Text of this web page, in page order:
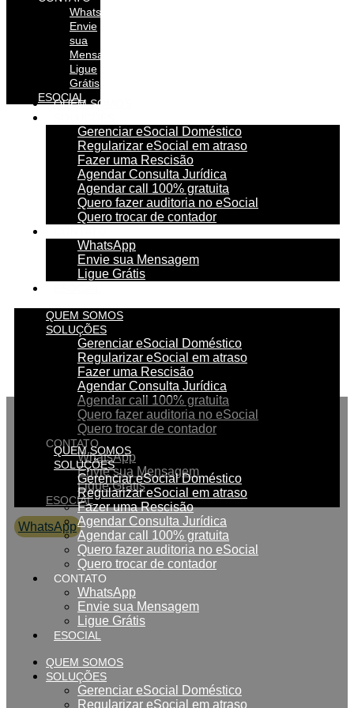
WhatsApp
Envie
sua
Mensagem
Ligue
Grátis
ESOCIAL
QUEM SOMOS
Gerenciar eSocial Doméstico
Regularizar eSocial em atraso
Fazer uma Rescisão
Agendar Consulta Jurídica
Agendar call 100% gratuita
Quero fazer auditoria no eSocial
Quero trocar de contador
WhatsApp
Envie sua Mensagem
Ligue Grátis
QUEM SOMOS
SOLUÇÕES
Gerenciar eSocial Doméstico
Regularizar eSocial em atraso
Fazer uma Rescisão
Agendar Consulta Jurídica
Agendar call 100% gratuita
Quero fazer auditoria no eSocial
Quero trocar de contador
CONTATO
WhatsApp
Envie sua Mensagem
Ligue Grátis
ESOCIAL
WhatsApp
0800 007 2707
QUEM SOMOS
SOLUÇÕES
Gerenciar eSocial Doméstico
Regularizar eSocial em atraso
Fazer uma Rescisão
Agendar Consulta Jurídica
Agendar call 100% gratuita
Quero fazer auditoria no eSocial
Quero trocar de contador
CONTATO
WhatsApp
Envie sua Mensagem
Ligue Grátis
ESOCIAL
QUEM SOMOS
SOLUÇÕES
Gerenciar eSocial Doméstico
Regularizar eSocial em atraso